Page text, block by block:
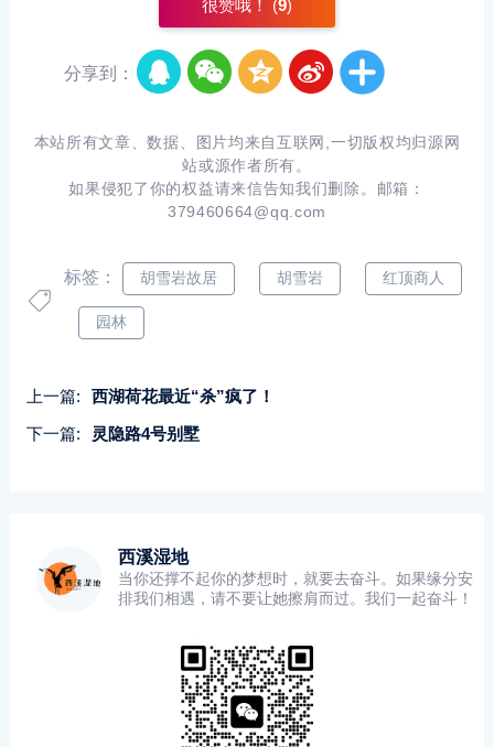
很赞哦！ (9)
分享到：
本站所有文章、数据、图片均来自互联网,一切版权均归源网
站或源作者所有。
如果侵犯了你的权益请来信告知我们删除。邮箱：
379460664@qq.com
标签： 胡雪岩故居 胡雪岩 红顶商人
园林
上一篇:
西湖荷花最近“杀”疯了！
下一篇:
灵隐路4号别墅
西溪湿地
当你还撑不起你的梦想时，就要去奋斗。如果缘分安
排我们相遇，请不要让她擦肩而过。我们一起奋斗！